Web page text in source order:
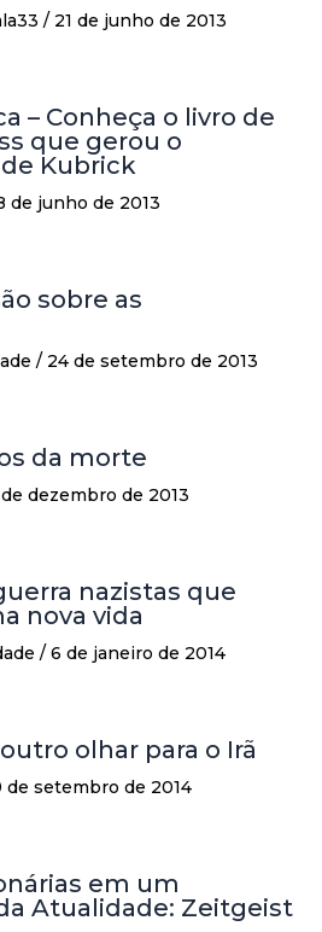
/ 21 de junho de 2013
– Conheça o livro de
que gerou o
Kubrick
de junho de 2013
sobre as
/ 24 de setembro de 2013
da morte
dezembro de 2013
nazistas que
nova vida
/ 6 de janeiro de 2014
olhar para o Irã
de setembro de 2014
em um
Atualidade: Zeitgeist